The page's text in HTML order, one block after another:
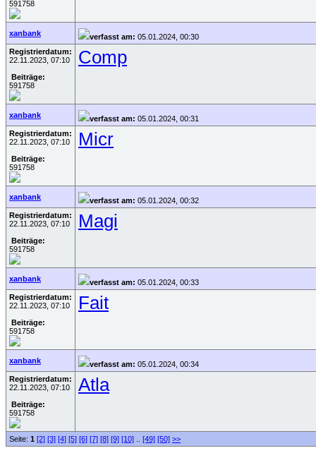
591758
xanbank verfasst am: 05.01.2024, 00:30
Registrierdatum:
22.11.2023, 07:10
Beiträge:
591758
Comp
xanbank verfasst am: 05.01.2024, 00:31
Registrierdatum:
22.11.2023, 07:10
Beiträge:
591758
Micr
xanbank verfasst am: 05.01.2024, 00:32
Registrierdatum:
22.11.2023, 07:10
Beiträge:
591758
Magi
xanbank verfasst am: 05.01.2024, 00:33
Registrierdatum:
22.11.2023, 07:10
Beiträge:
591758
Fait
xanbank verfasst am: 05.01.2024, 00:34
Registrierdatum:
22.11.2023, 07:10
Beiträge:
591758
Atla
Seite: 1 [2] [3] [4] [5] [6] [7] [8] [9] [10] [49] [50] >>